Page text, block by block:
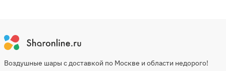
Воздушные шары с доставкой по Москве и области недорого!